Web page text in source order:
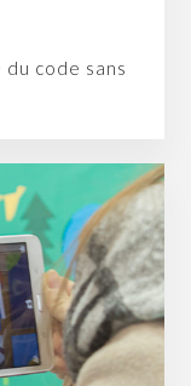
code sans